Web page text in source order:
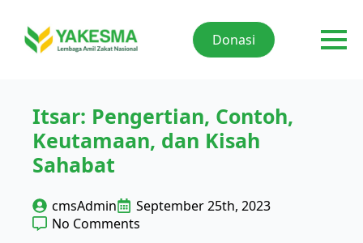
Donasi
Itsar: Pengertian, Contoh,
Keutamaan, dan Kisah
Sahabat
cmsAdmin
September 25th, 2023
No Comments